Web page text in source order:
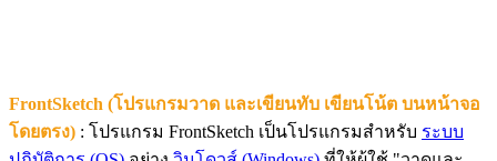
FrontSketch (โปรแกรมวาด และเขียนทับ เขียนโน้ต บนหน้าจอ
โดยตรง) : โปรแกรม FrontSketch เป็นโปรแกรมสำหรับ ระบบ